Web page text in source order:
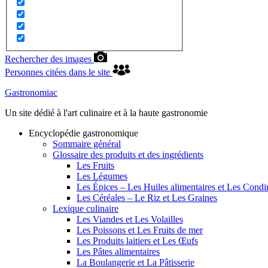
Rechercher des images
Personnes citées dans le site
Gastronomiac
Un site dédié à l'art culinaire et à la haute gastronomie
Encyclopédie gastronomique
Sommaire général
Glossaire des produits et des ingrédients
Les Fruits
Les Légumes
Les Épices – Les Huiles alimentaires et Les
Les Céréales – Le Riz et Les Graines
Lexique culinaire
Les Viandes et Les Volailles
Les Poissons et Les Fruits de mer
Les Produits laitiers et Les Œufs
Les Pâtes alimentaires
La Boulangerie et La Pâtisserie